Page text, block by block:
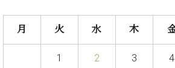
C.
ヒ
イ
ベ
イ
ン・
ジ
月 火 水 木
1 2 3 4